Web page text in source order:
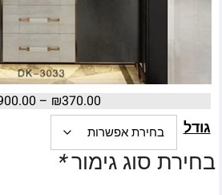
₪370.00
–
גודל
בחירת סוג גימור*